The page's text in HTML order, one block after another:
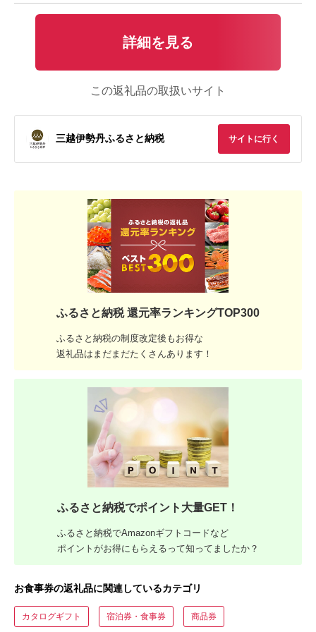
詳細を見る
この返礼品の取扱いサイト
三越伊勢丹ふるさと納税 サイトに行く
ふるさと納税 還元率ランキングTOP300
ふるさと納税の制度改定後もお得な
返礼品はまだまだたくさんあります！
ふるさと納税でポイント大量GET！
ふるさと納税でAmazonギフトコードなど
ポイントがお得にもらえるって知ってましたか？
お食事券の返礼品に関連しているカテゴリ
カタログギフト 宿泊券・食事券 商品券